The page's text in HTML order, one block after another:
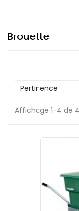
Brouette
Pertinence
Affichage 1-4 de